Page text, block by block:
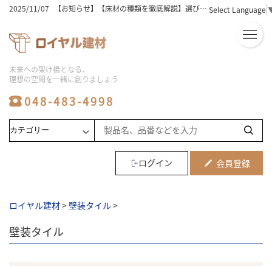
2025/11/07
【お知らせ】【床材選びの完全版】木の種類と特徴を徹底解説！
2025/11/07 【お知らせ】ユニットバスの工事費用込み相場を徹底解説！安く抑えるコツは？
2025/11/07
【お知らせ】フローリングの種類と床材の選び方！おすすめのポイントを徹底解説
2025/11/07 【お知らせ】【激安】シャワーユニットを徹底比較！人気商品と選び方のコツ
2025/11/07
【お知らせ】【必見】シャワーユニットの人気メーカー徹底比較！
2025/11/06
【お知らせ】【保存版】システムバス価格の比較とおすすめ商品ランキング
2025/08/06 【お知らせ】ユニットバスの工事の費用相場と工期｜安くする方法や事例も解説
2025/08/06 【お知らせ】床材の種類は何がある？価格・特徴と部屋別に選び方も解説
2025/08/06
【お知らせ】【メーカー別】フロアタイルの特徴を比較！最適な選び方も紹介
2025/08/06 【お知らせ】ユニットバス施工の費用相場と価格変動要因など業者向けに解説
【お知らせ】システムバスのサイズ選びで施主の不安を解消する提案方法を紹介
【お知らせ】浴室リフォームの費用相場や劣化のサイン5つを解説
【お知らせ】水回り工事やリフォームの費用相場と住みながら進めるメリットなど解説
2024/04/06 【お知らせ】ゴールデンウィーク休業のお知らせ
Select Language
未来への架け橋となる、
理想の空間を一緒に創りましょう
048-483-4998
ログイン 会員登録
ロイヤル建材>壁装タイル>
壁装タイル